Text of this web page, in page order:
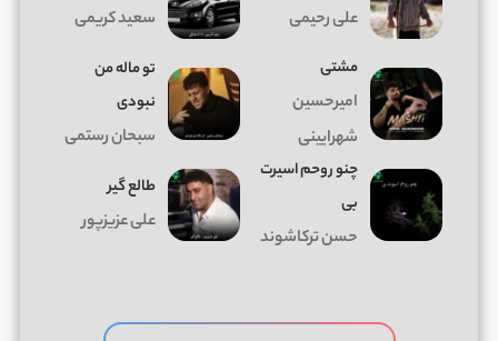
علی رحیمی سعید کریمی
مشتی
امیرحسین
شهرایینی
تو ماله من
نبودی
سبحان رستمی
چنو روحم اسیرت
بی
حسن ترکاشوند
طالع گیر
علی عزیزپور